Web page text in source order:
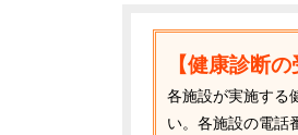
【健康診断
各施設が実施する
い。各施設の電話